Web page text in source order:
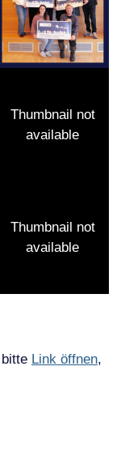
Thumbnail not
available
Thumbnail not
available
Link öffnen,